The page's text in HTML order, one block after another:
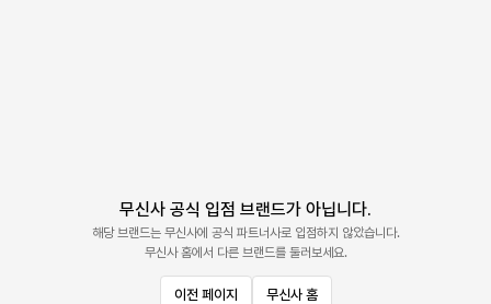
무신사 공식 입점 브랜드가 아닙니다.
해당 브랜드는 무신사에 공식 파트너사로 입점하지 않았습니다.
무신사 홈에서 다른 브랜드를 둘러보세요.
이전 페이지 무신사 홈